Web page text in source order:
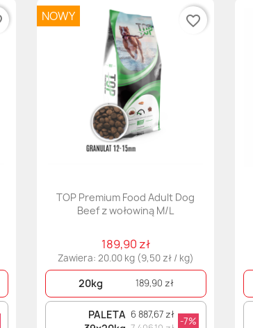
TOP Premium Food Adult Dog
Beef z wołowiną M/L
189,90 zł
Zawiera: 20.00 kg (9,50 zł / kg)
20kg 189,90 zł
PALETA 6 887,67 zł
-7%
NOWY favorite_border